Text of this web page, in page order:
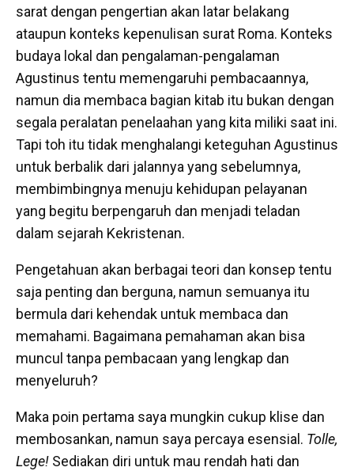
sarat dengan pengertian akan latar belakang
ataupun konteks kepenulisan surat Roma. Konteks
budaya lokal dan pengalaman-pengalaman
Agustinus tentu memengaruhi pembacaannya,
namun dia membaca bagian kitab itu bukan dengan
segala peralatan penelaahan yang kita miliki saat ini.
Tapi toh itu tidak menghalangi keteguhan Agustinus
untuk berbalik dari jalannya yang sebelumnya,
membimbingnya menuju kehidupan pelayanan
yang begitu berpengaruh dan menjadi teladan
dalam sejarah Kekristenan.
Pengetahuan akan berbagai teori dan konsep tentu
saja penting dan berguna, namun semuanya itu
bermula dari kehendak untuk membaca dan
memahami. Bagaimana pemahaman akan bisa
muncul tanpa pembacaan yang lengkap dan
menyeluruh?
Maka poin pertama saya mungkin cukup klise dan
membosankan, namun saya percaya esensial. Tolle,
Lege! Sediakan diri untuk mau rendah hati dan